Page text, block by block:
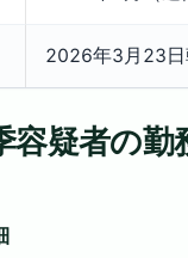
2026年3月23日
容疑者の